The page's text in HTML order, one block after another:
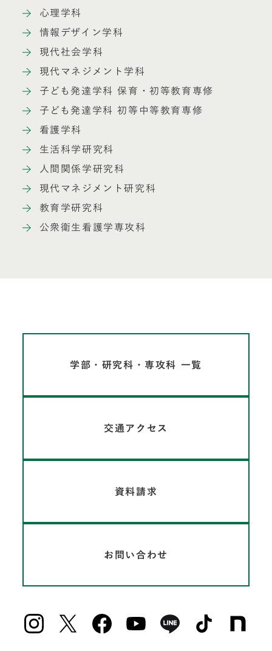
心理学科
情報デザイン学科
現代社会学科
現代マネジメント学科
子ども発達学科 保育・初等教育専修
子ども発達学科 初等中等教育専修
看護学科
生活科学研究科
人間関係学研究科
現代マネジメント研究科
教育学研究科
公衆衛生看護学専攻科
学部・研究科・専攻科 一覧
交通アクセス
資料請求
お問い合わせ